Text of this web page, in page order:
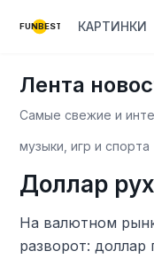
FUNBEST КАРТИНКИ
Лента
Самые свежие и
музыки, игр и спорта
Доллар
На валютном
разворот: доллар